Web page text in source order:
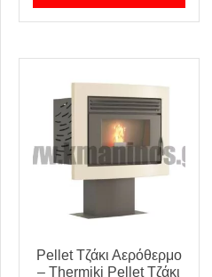
Pellet Τζάκι Αερόθερμο
– Thermiki Pellet Τζάκι